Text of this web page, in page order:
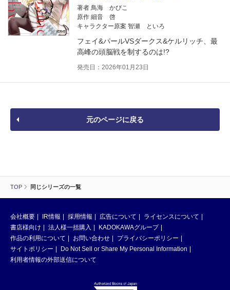
TOP 同じシリーズの一覧
著者 鳥海 かぴこ
原作 細音 啓
キャラクター原案 智瀬 といろ
フェイ&パールVSダークス&ケルリッチ、最
高峰の頭脳戦を制するのは!?
発売日：2026年01月23日
元のページに戻る
会社概要 IR情報 採用情報 広告について
ライセンスについて
書店様向け
法人様一括購入
KADOKAWAグループ
作品の利用について
お問い合わせ
プライバシーポリシー
サイトポリシー
Do Not Sell or Share My Personal Information
利用者情報の外部送信について